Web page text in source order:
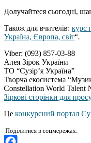
Долучайтеся сьогодні,
Також для вчителів: курс
Україна, Європа, світ“.
Viber: (093) 857-03-88
Алея Зірок України
ТО “Сузір’я Україна”
Творча екосистема
Constellation World Talent
Зіркові сторінки для
Це конкурсний портал
Поділитися в соцмережах: